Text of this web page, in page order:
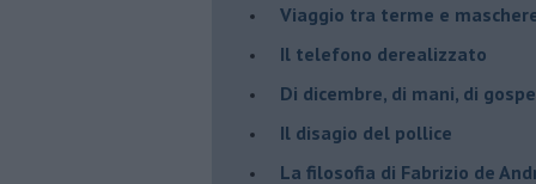
​Viaggio tra terme e
Il telefono derealizzato
​Di dicembre, di mani, di
​Il disagio del pollice
​La filosofia di Fabrizio de